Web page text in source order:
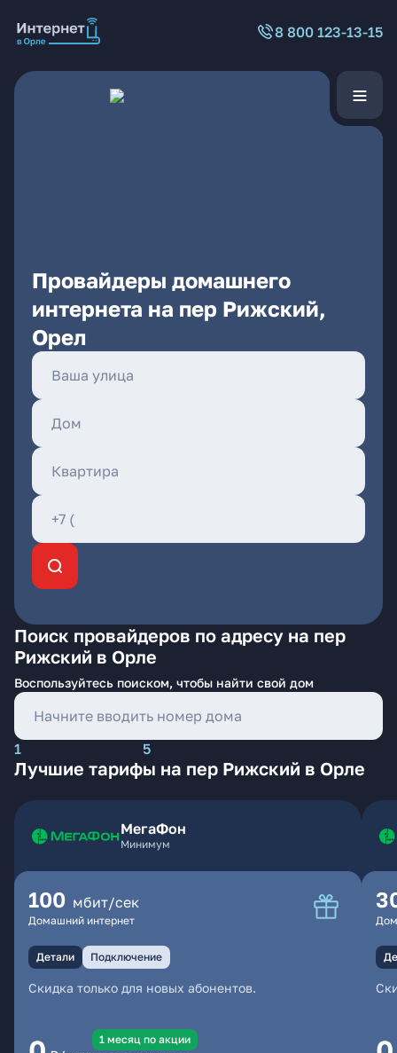
8 800 123-13-15
Провайдеры домашнего
интернета на пер Рижский,
Орел
Поиск провайдеров по адресу на пер
Рижский в Орле
Воспользуйтесь поиском, чтобы найти свой дом
1 5
Лучшие тарифы на пер Рижский в Орле
МегаФон
Минимум
100 мбит/сек
Домашний интернет
Детали Подключение
Скидка только для новых абонентов.
1 месяц по акции